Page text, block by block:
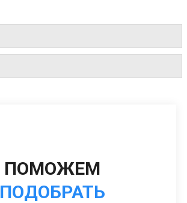
ПОМОЖЕМ
ПОДОБРАТЬ